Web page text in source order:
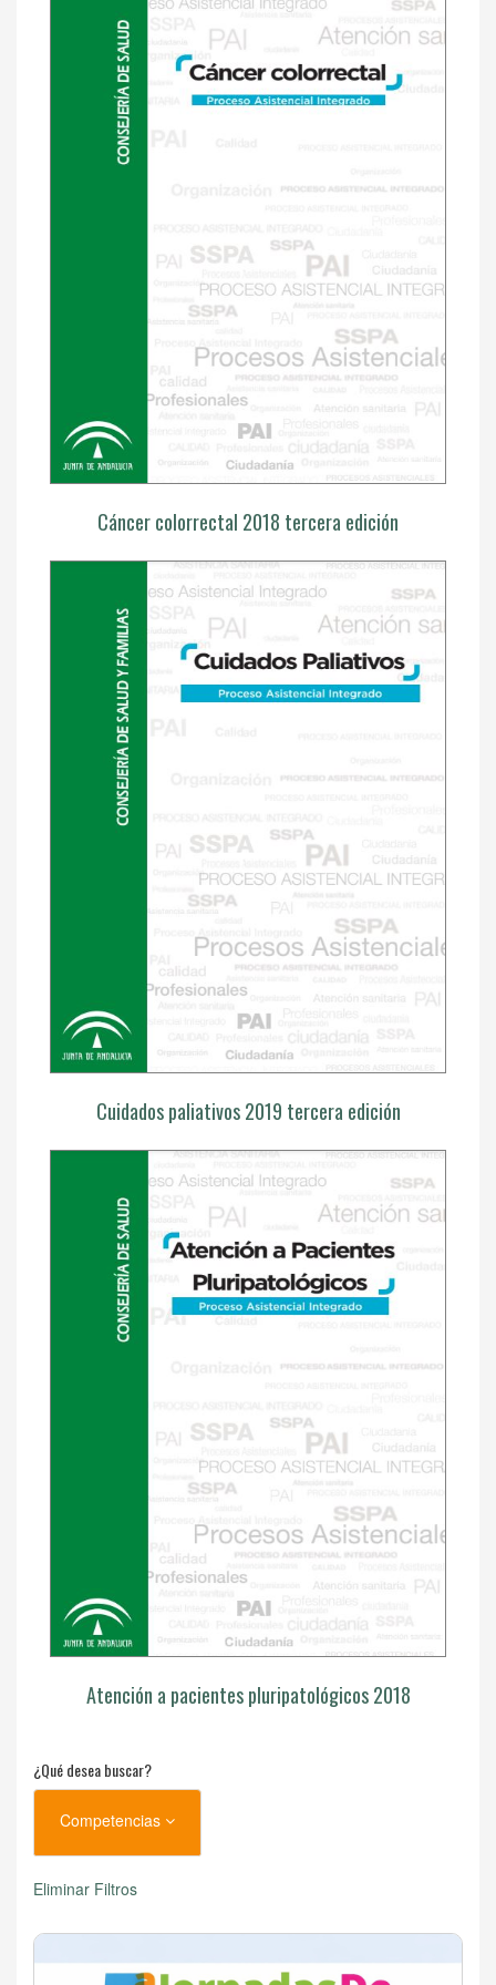
Cáncer colorrectal 2018 tercera edición
Cuidados paliativos 2019 tercera edición
Atención a pacientes pluripatológicos 2018
¿Qué desea buscar?
Competencias
Eliminar Filtros